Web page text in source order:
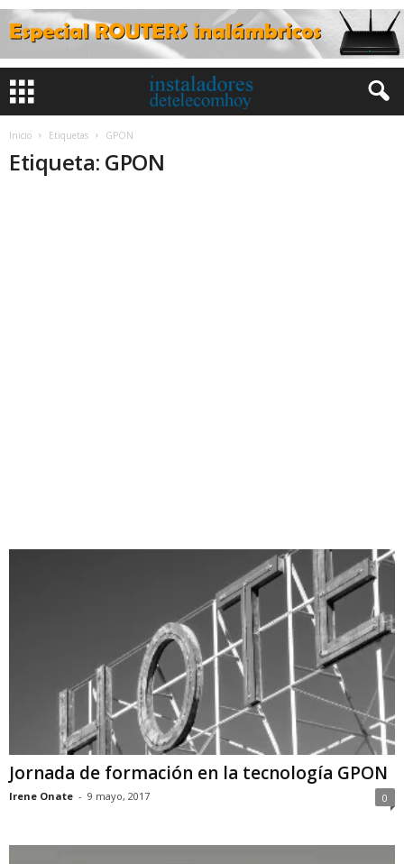
Inicio Etiquetas GPON
Etiqueta: GPON
Jornada de formación en la tecnología GPON
Irene Onate - 9 mayo, 2017 0